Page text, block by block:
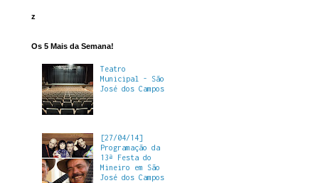
z
Os 5 Mais da Semana!
Teatro
Municipal - São
José dos Campos
[27/04/14]
Programação da
13ª Festa do
Mineiro em São
José dos Campos